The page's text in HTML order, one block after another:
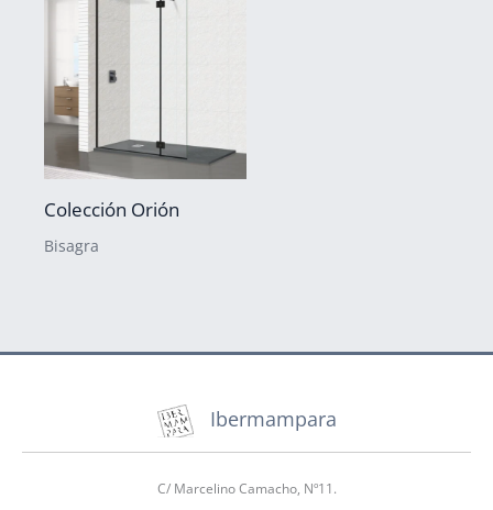
Colección Orión
Bisagra
Ibermampara
C/ Marcelino Camacho, Nº11.